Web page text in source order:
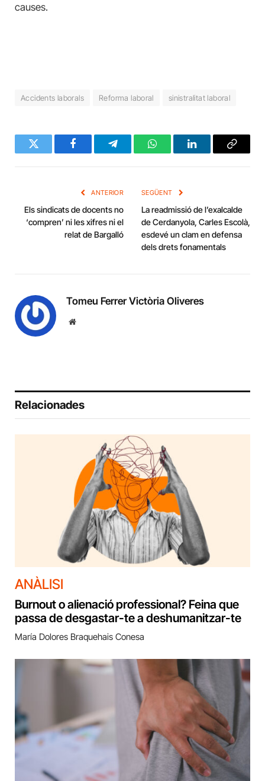
causes.
Accidents laborals Reforma laboral sinistralitat laboral
Twitter FacebookTelegramWhatsAppLinkedInCopy
ANTERIOR
Els sindicats de docents no
‘compren’ ni les xifres ni el
relat de Bargalló
SEGÜENT
La readmissió de l’exalcalde
de Cerdanyola, Carles Escolà,
esdevé un clam en defensa
dels drets fonamentals
Tomeu Ferrer Victòria Oliveres
Website
Relacionades
ANÀLISI
Burnout o alienació professional? Feina que
passa de desgastar-te a deshumanitzar-te
María Dolores Braquehais Conesa